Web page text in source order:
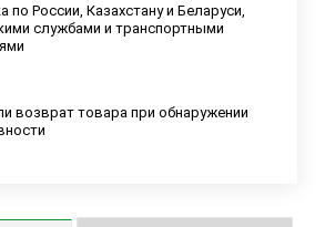
по России, Казахстану и Беларуси,
службами и транспортными
возврат товара при обнаружении